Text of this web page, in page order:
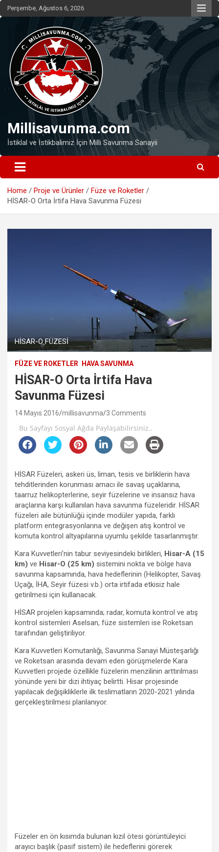
Skip
to
Perşembe, Ağustos 6, 2026
Millisavunma.com
İstiklal ve İstikbalimiz İçin Milli Savunma Sanayii
Home Proje ve Ürünler
Füze ve Roketler
HİSAR-O Orta İrtifa Hava Savunma Füzesi
HİSAR-O FÜZESİ
FÜZE VE ROKETLER HAVA SAVUNMA
HİSAR-O Orta İrtifa Hava
Savunma Füzesi
14 Mayıs 2016 millisavunma 3 Comments
Bu Sayfayı Sosyal Ağda Paylaşabilirsiniz..
HİSAR Füzeleri, askeri üs, liman, tesis ve birliklerin hava
tehditlerinden korunması amacı ile savaş uçaklarına,
taarruz helikopterlerine, seyir füzelerine ve insansız hava
araçlarına karşı kullanılan hava savunma füzeleridir. HİSAR
füzeleri aile bütünlüğü içinde modüler yapıda, farklı
platform entegrasyonlarına ve değişen atış kontrol ve
komuta kontrol altyapılarına uyumlu şekilde tasarlanmıştır.
Kara Kuvvetleri’nin tabur seviyesindeki birlikleri, Hisar-A (15
km) ve Hisar-O (25 km) sistemini nokta ve bölge hava
savunma kapsamında, hava hedeflerinin (Helikopter, Savaş
Uçağı, İHA, Seyir füzesi v.b.) orta irtifada etkisiz hale
getirilmesi için kullanacak.
HİSAR projeleri kapsamında; radar, komuta kontrol ve atış
kontrol sistemleri Aselsan, füze sistemleri ise Roketsan
tarafından geliştiriliyor.
Kara Kuvvetleri Komutanlığı, Savunma Sanayi Müsteşarlığı
ve Roketsan arasında devam eden görüşmelerde Kara
Kuvvetleri projede özellikle füzelerin menzilinin arttırılması
yönünde yeni bir dizi ihtiyaç belirtti. Hisar projesinde
yapılacak değişikliklerle ilk teslimatların 2020-2021 yılında
gerçekleştirilmesi planlanıyor.
Füzeler en ön kısımda bulunan kızıl ötesi görüntüleyici
arayıcı başlık (pasif sistem) ile hedeflerini görerek